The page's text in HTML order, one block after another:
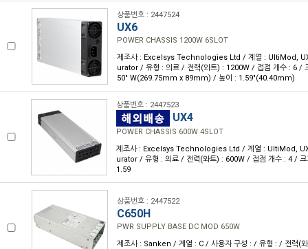
상품번호 : 2447524
UX6
POWER CHASSIS 1200W 6SLOT
제조사 : Excelsys Technologies Ltd / 계열 : UltiMod,
urator / 유형 : 의료 / 전력(와트) : 1200W / 접점 개수 : 6 /
50" W(269.75mm x 89mm) / 높이 : 1.59"(40.40mm)
상품번호 : 2447523
UX4
POWER CHASSIS 600W 4SLOT
제조사 : Excelsys Technologies Ltd / 계열 : UltiMod,
urator / 유형 : 의료 / 전력(와트) : 600W / 접점 개수 : 4 /
1.59
상품번호 : 2447522
C650H
PWR SUPPLY BASE DC MOD 650W
제조사 : Sanken / 계열 : C / 사용자 구성 : / 유형 : / 전력(